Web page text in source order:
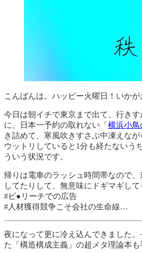
こんばんは。ハッピー火曜日！いかが
今日は朝イチで東京まで出て、行き
に、日本一予約の取れない「 横浜小鳥
き詰めて、寒風吹きすさぶ中凍えな
ウットリしていると1分も経たないう
ういう状況です。
帰りは電車のラッシュ時間帯なので
してたりして、無意味にドギマギして
#ビ●リーチでの広告
#人材獲得競争こそ会社の生命線…
夜になって更に冷え込んできました
た「構造構成主義」の超メタ理論本